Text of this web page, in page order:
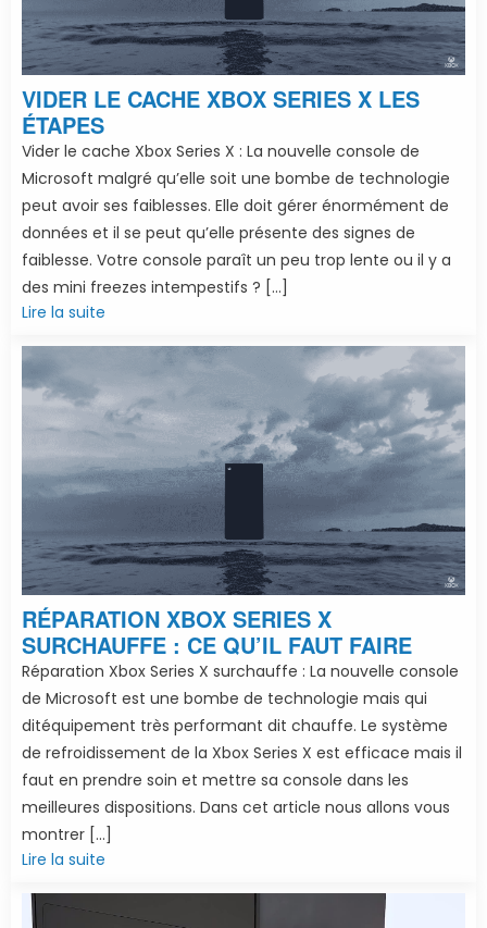
VIDER LE CACHE XBOX SERIES X LES
ÉTAPES
Vider le cache Xbox Series X : La nouvelle console de
Microsoft malgré qu’elle soit une bombe de technologie
peut avoir ses faiblesses. Elle doit gérer énormément de
données et il se peut qu’elle présente des signes de
faiblesse. Votre console paraît un peu trop lente ou il y a
des mini freezes intempestifs ? […]
Lire la suite
RÉPARATION XBOX SERIES X
SURCHAUFFE : CE QU’IL FAUT FAIRE
Réparation Xbox Series X surchauffe : La nouvelle console
de Microsoft est une bombe de technologie mais qui
ditéquipement très performant dit chauffe. Le système
de refroidissement de la Xbox Series X est efficace mais il
faut en prendre soin et mettre sa console dans les
meilleures dispositions. Dans cet article nous allons vous
montrer […]
Lire la suite